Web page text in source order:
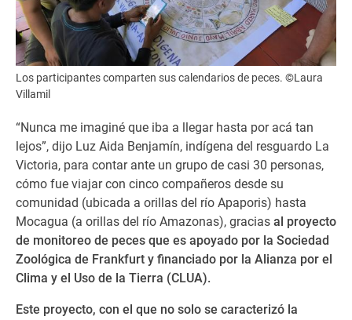
Los participantes comparten sus calendarios de peces. ©Laura
Villamil
“Nunca me imaginé que iba a llegar hasta por acá tan
lejos”, dijo Luz Aida Benjamín, indígena del resguardo La
Victoria, para contar ante un grupo de casi 30 personas,
cómo fue viajar con cinco compañeros desde su
comunidad (ubicada a orillas del río Apaporis) hasta
Mocagua (a orillas del río Amazonas), gracias al proyecto
de monitoreo de peces que es apoyado por la Sociedad
Zoológica de Frankfurt y financiado por la Alianza por el
Clima y el Uso de la Tierra (CLUA).
Este proyecto, con el que no solo se caracterizó la